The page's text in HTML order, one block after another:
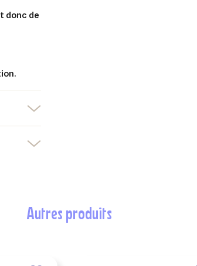
donc de
autres produits
liste